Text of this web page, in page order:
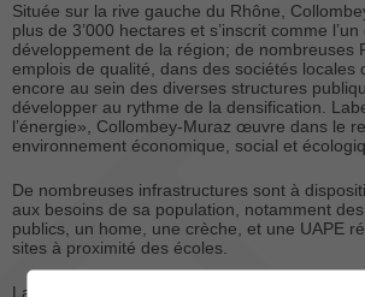
Située sur la rive gauche du Rhône,
plus de 3’000 hectares et s’inscrit comme
développement de la région; de nombreuses
emplois de qualité, dans des sociétés locales
encore au sein des diverses structures
développer au rythme de la densification.
l’énergie», Collombey-Muraz œuvre dans le
environnement économique, social et
De nombreuses infrastructures sont à
aux besoins de sa population, notamment
publics, un home, une crèche, et une UAPE
sites à proximité des écoles.
La vie communale y est riche et active, avec